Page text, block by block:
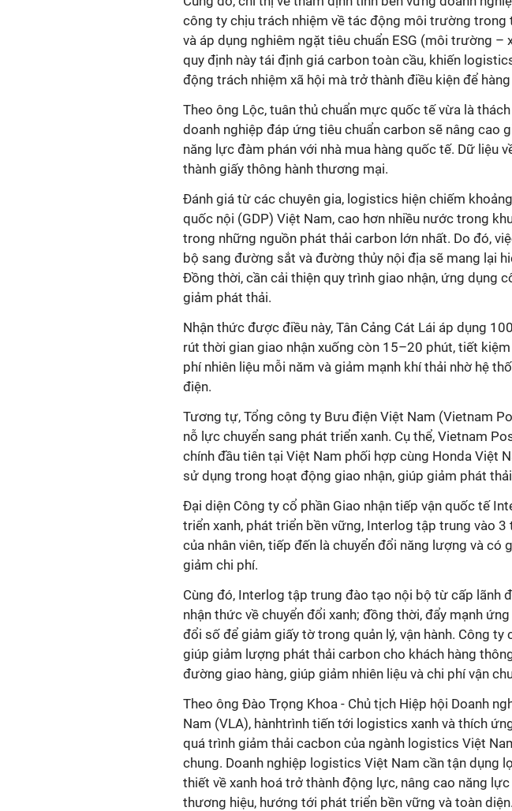
công ty chịu trách nhiệm về tác động môi trường trong
và áp dụng nghiêm ngặt tiêu chuẩn ESG (môi trường –
quy định này tái định giá carbon toàn cầu, khiến
động trách nhiệm xã hội mà trở thành điều kiện để
Theo ông Lộc, tuân thủ chuẩn mực quốc tế vừa là
doanh nghiệp đáp ứng tiêu chuẩn carbon sẽ nâng cao
năng lực đàm phán với nhà mua hàng quốc tế. Dữ liệu
thành giấy thông hành thương mại.
Đánh giá từ các chuyên gia, logistics hiện chiếm
quốc nội (GDP) Việt Nam, cao hơn nhiều nước trong
trong những nguồn phát thải carbon lớn nhất. Do đó,
bộ sang đường sắt và đường thủy nội địa sẽ mang lại
Đồng thời, cần cải thiện quy trình giao nhận, ứng dụng
giảm phát thải.
Nhận thức được điều này, Tân Cảng Cát Lái áp dụng
rút thời gian giao nhận xuống còn 15–20 phút, tiết
phí nhiên liệu mỗi năm và giảm mạnh khí thải nhờ hệ
điện.
Tương tự, Tổng công ty Bưu điện Việt Nam (Vietnam
nỗ lực chuyển sang phát triển xanh. Cụ thể, Vietnam
chính đầu tiên tại Việt Nam phối hợp cùng Honda Việt
sử dụng trong hoạt động giao nhận, giúp giảm phát
Đại diện Công ty cổ phần Giao nhận tiếp vận quốc tế
triển xanh, phát triển bền vững, Interlog tập trung vào
của nhân viên, tiếp đến là chuyển đổi năng lượng và có
giảm chi phí.
Cùng đó, Interlog tập trung đào tạo nội bộ từ cấp lãnh
nhận thức về chuyển đổi xanh; đồng thời, đẩy mạnh
đổi số để giảm giấy tờ trong quản lý, vận hành. Công ty
giúp giảm lượng phát thải carbon cho khách hàng
đường giao hàng, giúp giảm nhiên liệu và chi phí vận
Theo ông Đào Trọng Khoa - Chủ tịch Hiệp hội Doanh
Nam (VLA), hànhtrình tiến tới logistics xanh và thích
quá trình giảm thải cacbon của ngành logistics Việt
chung. Doanh nghiệp logistics Việt Nam cần tận dụng
thiết về xanh hoá trở thành động lực, nâng cao năng lực
thương hiệu, hướng tới phát triển bền vững và toàn diện.